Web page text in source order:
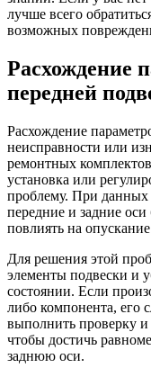
лучше всего
возможных
Расхождение
передней
Расхождение
неисправности или
ремонтных
установка или
проблему. При данных
передние и задние
повлиять на
Для решения этой
элементы подвески и
состоянии. Если
либо компонента, его
выполнить проверку и
чтобы достичь
заднюю оси.